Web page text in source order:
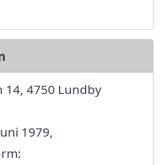
14, 4750 Lundby
1979,